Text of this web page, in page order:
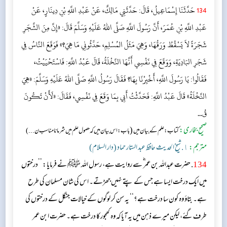
134حَدَّثَنَا إِسْمَاعِيلُ، قَالَ: حَدَّثَنِي مَالِكٌ، عَنْ عَبْدِ اللَّهِ بْنِ دِينَارٍ، عَنْ
عَبْدِ اللَّهِ بْنِ عُمَرَ، أَنَّ رَسُولَ اللَّهِ صَلَّى اللهُ عَلَيْهِ وَسَلَّمَ قَالَ: «إِنَّ مِنَ الشَّجَرِ
شَجَرَةً لاَ يَسْقُطُ وَرَقُهَا، وَهِيَ مَثَلُ المُسْلِمِ، حَدِّثُونِي مَا هِيَ؟» فَوَقَعَ النَّاسُ فِي
شَجَرِ البَادِيَةِ، وَوَقَعَ فِي نَفْسِي أَنَّهَا النَّخْلَةُ، قَالَ عَبْدُ اللَّهِ: فَاسْتَحْيَيْتُ،
فَقَالُوا: يَا رَسُولَ اللَّهِ، أَخْبِرْنَا بِهَا؟ فَقَالَ رَسُولُ اللَّهِ صَلَّى اللهُ عَلَيْهِ وَسَلَّمَ: «هِيَ
النَّخْلَةُ» قَالَ عَبْدُ اللَّهِ: فَحَدَّثْتُ أَبِي بِمَا وَقَعَ فِي نَفْسِي، فَقَالَ: «لَأَنْ تَكُونَ
قُ...
صحیح بخاری:کتاب: علم کے بیان میں(باب: اس بیان میں کہ حصول علم میں شرمانا مناسب ن...)
مترجم: ١. شیخ الحدیث حافظ عبد الستار حماد (دار السلام)
134 . حضرت عبداللہ بن عمر ؓ سے روایت ہے، رسول اللہ ﷺ نے فرمایا: ’’درختوں
میں ایک درخت ایسا ہے جس کے پتے نہیں جھڑتے۔ اس کی شان مسلمان کی طرح
ہے۔ بتاؤ وہ کون سا درخت ہے؟‘‘ یہ سن کر لوگوں کے خیالات جنگل کے درختوں کی
طرف گئے، لیکن میرے ذہن میں یہ آیا کہ وہ کھجور کا درخت ہے۔ حضرت ابن عمر